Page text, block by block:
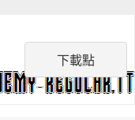
下載點